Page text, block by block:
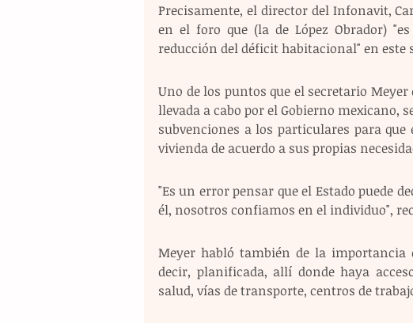
Precisamente, el director del Infonavit,
en el foro que (la de López Obrador)
reducción del déficit habitacional" en este
Uno de los puntos que el secretario
llevada a cabo por el Gobierno mexicano,
subvenciones a los particulares para
vivienda de acuerdo a sus propias
"Es un error pensar que el Estado puede
él, nosotros confiamos en el individuo",
Meyer habló también de la importancia
decir, planificada, allí donde haya
salud, vías de transporte, centros de